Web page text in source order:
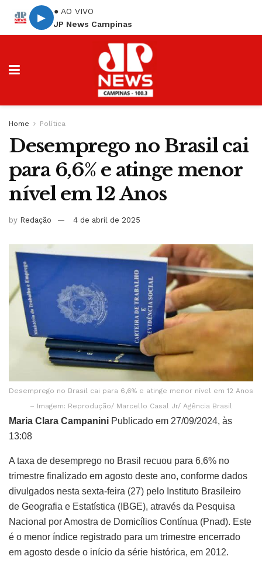
▶
● AO VIVO
JP News Campinas
Home Política
Desemprego no Brasil cai
para 6,6% e atinge menor
nível em 12 Anos
by Redação 4 de abril de 2025
Desemprego no Brasil cai para 6,6% e atinge menor nível em 12 Anos
– Imagem: Reprodução/ Marcello Casal Jr/ Agência Brasil
Maria Clara Campanini Publicado em 27/09/2024, às
13:08
A taxa de desemprego no Brasil recuou para 6,6% no
trimestre finalizado em agosto deste ano, conforme dados
divulgados nesta sexta-feira (27) pelo Instituto Brasileiro
de Geografia e Estatística (IBGE), através da Pesquisa
Nacional por Amostra de Domicílios Contínua (Pnad). Este
é o menor índice registrado para um trimestre encerrado
em agosto desde o início da série histórica, em 2012.